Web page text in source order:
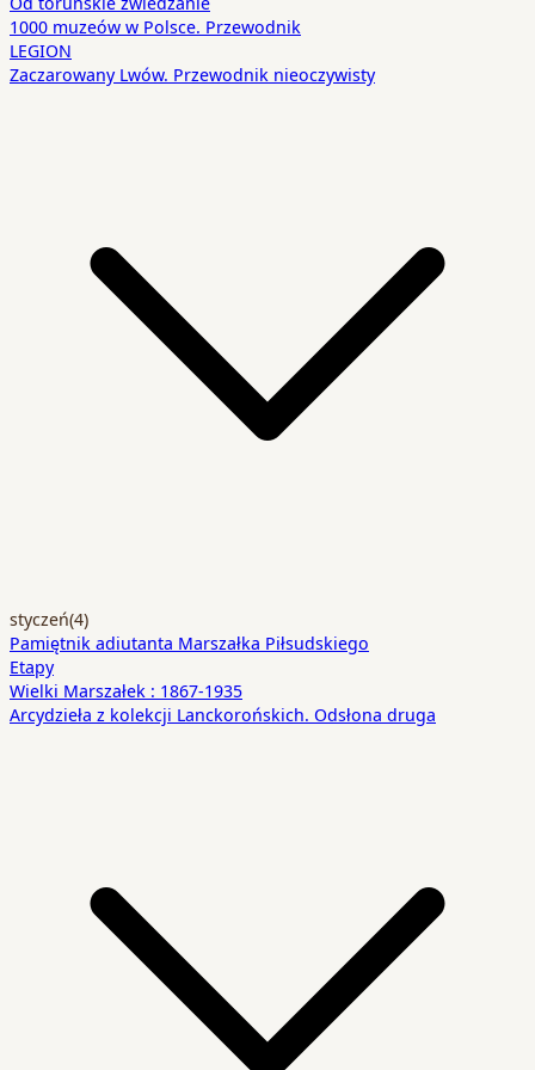
1000 muzeów w Polsce. Przewodnik
LEGION
Zaczarowany Lwów. Przewodnik nieoczywisty
styczeń(4)
Pamiętnik adiutanta Marszałka Piłsudskiego
Etapy
Wielki Marszałek : 1867-1935
Arcydzieła z kolekcji Lanckorońskich. Odsłona druga